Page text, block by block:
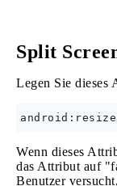
Split
Legen Sie dieses
Wenn dieses
das Attribut auf
Benutzer